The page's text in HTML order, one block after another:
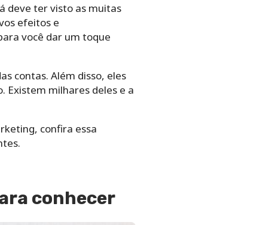
deve ter visto as muitas
efeitos e
você dar um toque
contas. Além disso, eles
Existem milhares deles e a
confira essa
conhecer